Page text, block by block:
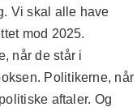
Vi skal alle have
mod 2025.
når de står i
Politikerne, når
aftaler. Og